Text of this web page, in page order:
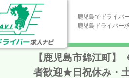
鹿児島でドライバ
鹿児島ドライバー
【鹿児島市錦江町
者歓迎★日祝休み・